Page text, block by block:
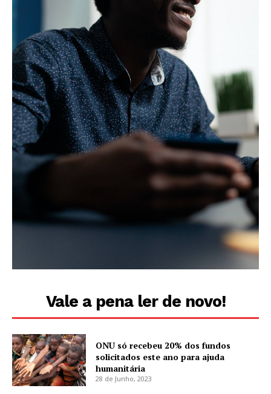
Vale a pena ler de novo!
ONU só recebeu 20% dos fundos
solicitados este ano para ajuda
humanitária
28 de Junho, 2023